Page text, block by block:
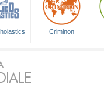
Criminon